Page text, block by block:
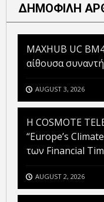
ΔΗΜΟΦΙΛΗ
MAXHUB UC
αίθουσα
AUGUST 3, 2026
Η COSMOTE
“Europe’s
των Financial
AUGUST 2, 2026